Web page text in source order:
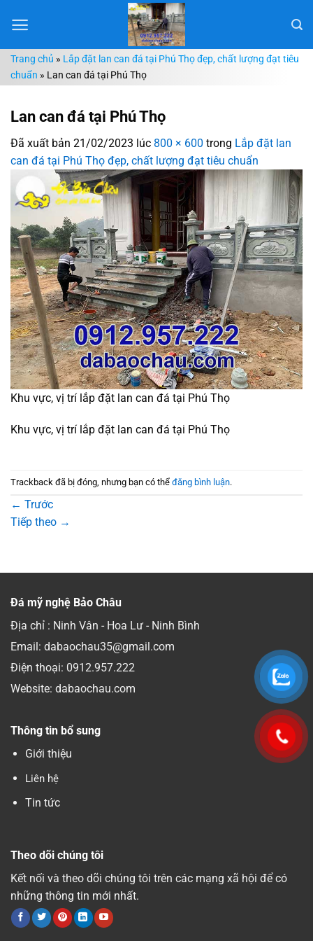
đến
dungTrang chủ » Lắp đặt lan can đá tại Phú Thọ đẹp, chất lượng đạt tiêu
chuẩn » Lan can đá tại Phú Thọ
Lan can đá tại Phú Thọ
Đã xuất bản 21/02/2023 lúc 800 × 600 trong Lắp đặt lan
can đá tại Phú Thọ đẹp, chất lượng đạt tiêu chuẩn
Khu vực, vị trí lắp đặt lan can đá tại Phú Thọ
Khu vực, vị trí lắp đặt lan can đá tại Phú Thọ
Trackback đã bị đóng, nhưng bạn có thể đăng bình luận.
← Trước
Tiếp theo →
Đá mỹ nghệ Bảo Châu
Địa chỉ : Ninh Vân - Hoa Lư - Ninh Bình
Email: dabaochau35@gmail.com
Điện thoại: 0912.957.222
Website: dabaochau.com
Thông tin bổ sung
Giới thiệu
Liên hệ
Tin tức
Theo dõi chúng tôi
Kết nối và theo dõi chúng tôi trên các mạng xã hội để có
những thông tin mới nhất.